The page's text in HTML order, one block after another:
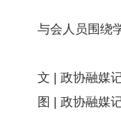
与会人员围绕
文 | 政协融媒
图 | 政协融媒